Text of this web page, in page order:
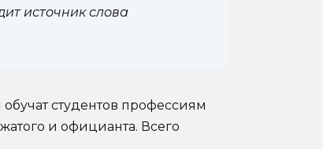
источник слова
студентов профессиям
и официанта. Всего